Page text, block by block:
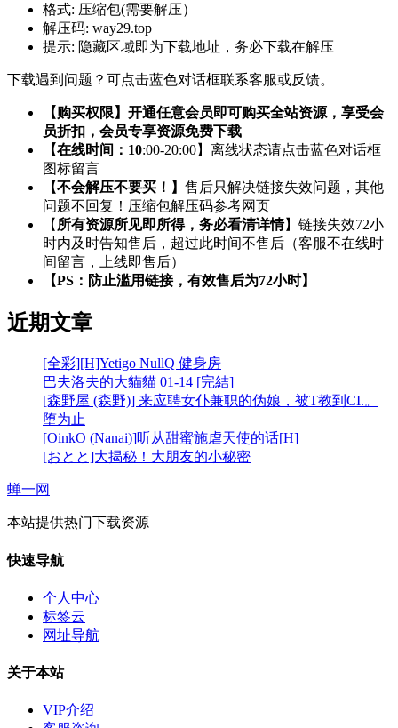
格式: 压缩包(需要解压）
解压码: way29.top
提示: 隐藏区域即为下载地址，务必下载在解压
下载遇到问题？可点击蓝色对话框联系客服或反馈。
【购买权限】开通任意会员即可购买全站资源，享受会
员折扣，会员专享资源免费下载
【在线时间：10:00-20:00】离线状态请点击蓝色对话框
图标留言
【不会解压不要买！】 售后只解决链接失效问题，其他
问题不回复！压缩包解压码参考网页
【 所有资源所见即所得，务必看清详情】链接失效72小
时内及时告知售后，超过此时间不售后（客服不在线时
间留言，上线即售后）
【PS：防止滥用链接，有效售后为72小时】
近期文章
[全彩][H]Yetigo NullQ 健身房
巴夫洛夫的大貓貓 01-14 [完結]
[森野屋 (森野)] 来应聘女仆兼职的伪娘，被T教到CI.。
堕为止
[OinkO (Nanai)]听从甜蜜施虐天使的话[H]
[おとと]大揭秘！大朋友的小秘密
蝉一网
本站提供热门下载资源
快速导航
个人中心
标签云
网址导航
关于本站
VIP介绍